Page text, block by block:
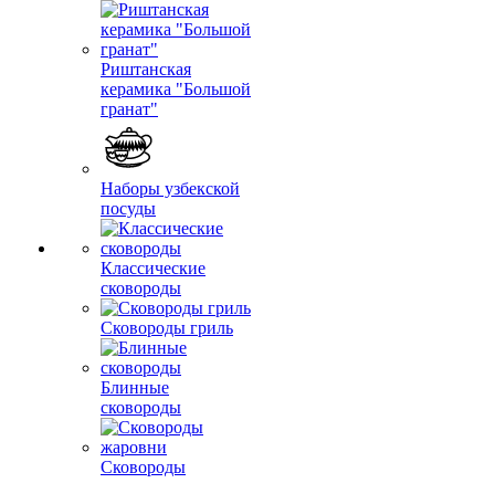
Риштанская
керамика "Большой
гранат"
Наборы узбекской
посуды
Классические
сковороды
Сковороды гриль
Блинные
сковороды
Сковороды